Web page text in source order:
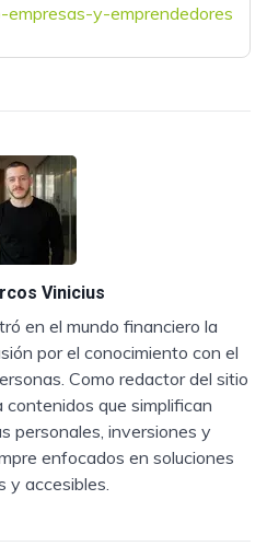
y-emprendedores
Vinicius
en el mundo financiero la
por el conocimiento con el
Como redactor del sitio
que simplifican
personales, inversiones y
enfocados en soluciones
y accesibles.